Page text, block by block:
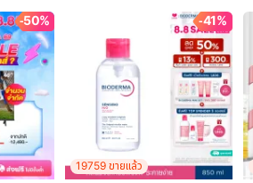
-50% -41%
19759 ขายแล้ว